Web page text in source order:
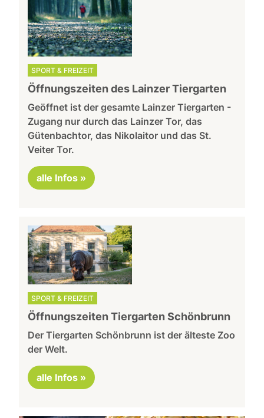
SPORT & FREIZEIT
Öffnungszeiten des Lainzer Tiergarten
Geöffnet ist der gesamte Lainzer Tiergarten -
Zugang nur durch das Lainzer Tor, das
Gütenbachtor, das Nikolaitor und das St.
Veiter Tor.
alle Infos »
SPORT & FREIZEIT
Öffnungszeiten Tiergarten Schönbrunn
Der Tiergarten Schönbrunn ist der älteste Zoo
der Welt.
alle Infos »